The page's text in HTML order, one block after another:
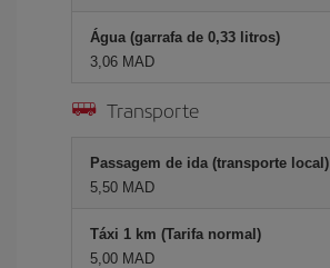
Água (garrafa de 0,33 litros)
3,06 MAD
Transporte
Passagem de ida (transporte local)
5,50 MAD
Táxi 1 km (Tarifa normal)
5,00 MAD